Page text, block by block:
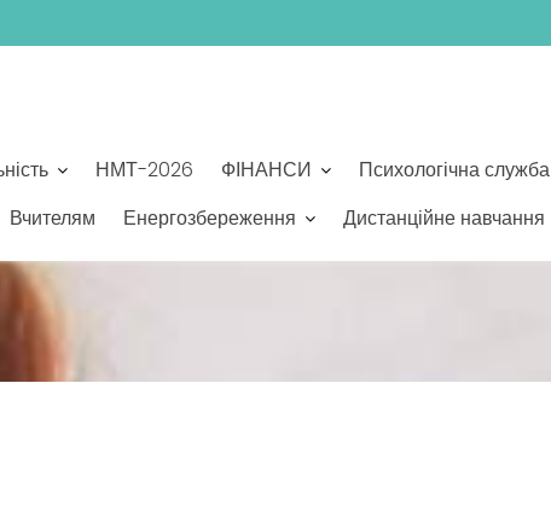
НМТ-2026 ФІНАНСИ Психологічна служба
Вчителям Енергозбереження Дистанційне навчання